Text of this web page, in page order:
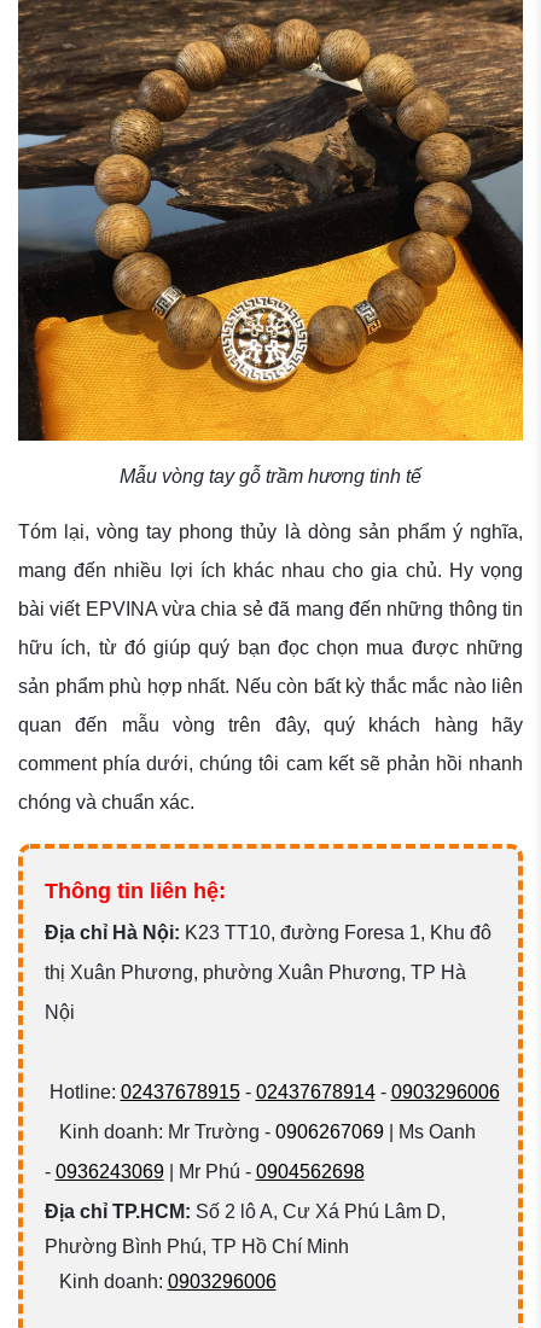
Mẫu vòng tay gỗ trầm hương tinh tế
Tóm lại, vòng tay phong thủy là dòng sản phẩm ý nghĩa,
mang đến nhiều lợi ích khác nhau cho gia chủ. Hy vọng
bài viết EPVINA vừa chia sẻ đã mang đến những thông tin
hữu ích, từ đó giúp quý bạn đọc chọn mua được những
sản phẩm phù hợp nhất. Nếu còn bất kỳ thắc mắc nào liên
quan đến mẫu vòng trên đây, quý khách hàng hãy
comment phía dưới, chúng tôi cam kết sẽ phản hồi nhanh
chóng và chuẩn xác.
Thông tin liên hệ:
Địa chỉ Hà Nội: K23 TT10, đường Foresa 1, Khu đô
thị Xuân Phương, phường Xuân Phương, TP Hà
Nội
Hotline: 02437678915- 02437678914- 0903296006
Kinh doanh: Mr Trường - 0906267069| Ms Oanh
- 0936243069| Mr Phú - 0904562698
Địa chỉ TP.HCM: Số 2 lô A, Cư Xá Phú Lâm D,
Phường Bình Phú, TP Hồ Chí Minh
Kinh doanh: 0903296006